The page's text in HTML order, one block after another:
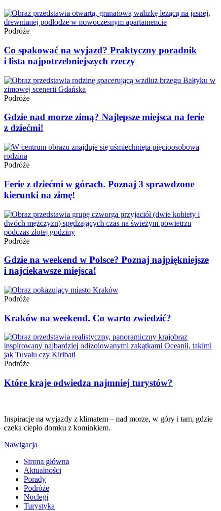
Podróże
Co spakować na wyjazd? Praktyczny poradnik
i lista najpotrzebniejszych rzeczy
Podróże
Gdzie nad morze zimą? Najlepsze miejsca na ferie
z dziećmi!
Podróże
Ferie z dziećmi w górach. Poznaj 3 sprawdzone
kierunki na zimę!
Podróże
Gdzie na weekend w Polsce? Poznaj najpiękniejsze
i najciekawsze miejsca!
Podróże
Kraków na weekend. Co warto zwiedzić?
Podróże
Które kraje odwiedza najmniej turystów?
Inspiracje na wyjazdy z klimatem – nad morze, w góry i tam, gdzie
czeka ciepło domku z kominkiem.
Nawigacja
Strona główna
Aktualności
Porady
Podróże
Noclegi
Turystyka